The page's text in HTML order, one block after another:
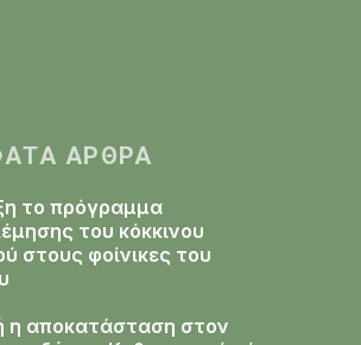
ΆΡΘΡΑ
το πρόγραμμα
του κόκκινου
στους φοίνικες του
η αποκατάσταση στον